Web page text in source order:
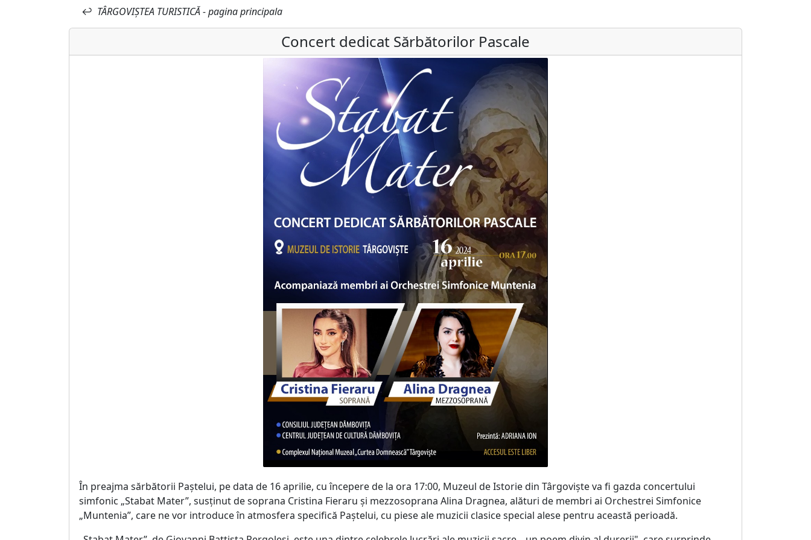
↩ TÂRGOVIȘTEA TURISTICĂ - pagina principala
Concert dedicat Sărbătorilor Pascale
În preajma sărbătorii Paștelui, pe data de 16 aprilie, cu începere de la ora 17:00, Muzeul de Istorie din Târgoviște va fi gazda concertului
simfonic „Stabat Mater”, susținut de soprana Cristina Fieraru și mezzosoprana Alina Dragnea, alături de membri ai Orchestrei Simfonice
„Muntenia”, care ne vor introduce în atmosfera specifică Paștelui, cu piese ale muzicii clasice special alese pentru această perioadă.